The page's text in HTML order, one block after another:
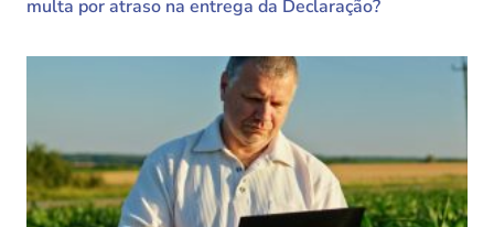
multa por atraso na entrega da Declaração?